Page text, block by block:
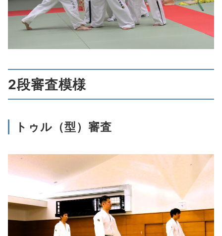
2段審査模様
トゥル（型）審査